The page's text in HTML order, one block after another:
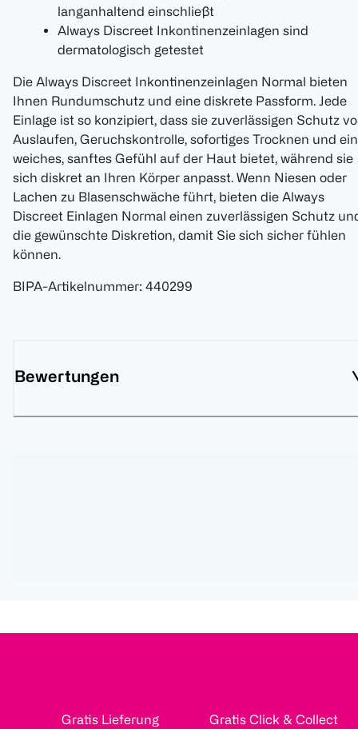
langanhaltend einschließt
Always Discreet Inkontinenzeinlagen sind
dermatologisch getestet
Die Always Discreet Inkontinenzeinlagen Normal bieten
Ihnen Rundumschutz und eine diskrete Passform. Jede
Einlage ist so konzipiert, dass sie zuverlässigen Schutz
Auslaufen, Geruchskontrolle, sofortiges Trocknen und ein
weiches, sanftes Gefühl auf der Haut bietet, während sie
sich diskret an Ihren Körper anpasst. Wenn Niesen oder
Lachen zu Blasenschwäche führt, bieten die Always
Discreet Einlagen Normal einen zuverlässigen Schutz
die gewünschte Diskretion, damit Sie sich sicher fühlen
können.
BIPA-Artikelnummer: 440299
Bewertungen
Gratis Lieferung
Gratis Click & Collect